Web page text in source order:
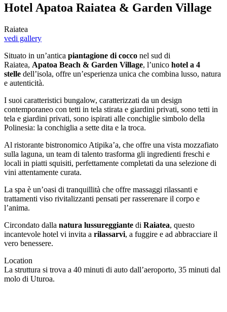
Hotel Apatoa Raiatea & Garden Village
Raiatea
vedi gallery
Situato in un’antica piantagione di cocco nel sud di
Raiatea, Apatoa Beach & Garden Village, l’unico hotel a 4
stelle dell’isola, offre un’esperienza unica che combina lusso, natura
e autenticità.
I suoi caratteristici bungalow, caratterizzati da un design
contemporaneo con tetti in tela stirata e giardini privati, sono tetti in
tela e giardini privati, sono ispirati alle conchiglie simbolo della
Polinesia: la conchiglia a sette dita e la troca.
Al ristorante bistronomico Atipika’a, che offre una vista mozzafiato
sulla laguna, un team di talento trasforma gli ingredienti freschi e
locali in piatti squisiti, perfettamente completati da una selezione di
vini attentamente curata.
La spa è un’oasi di tranquillità che offre massaggi rilassanti e
trattamenti viso rivitalizzanti pensati per rasserenare il corpo e
l’anima.
Circondato dalla natura lussureggiante di Raiatea, questo
incantevole hotel vi invita a rilassarvi, a fuggire e ad abbracciare il
vero benessere.
Location
La struttura si trova a 40 minuti di auto dall’aeroporto, 35 minuti dal
molo di Uturoa.